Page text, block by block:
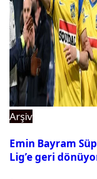
Arşiv
Emin Bayram
Lig’e geri